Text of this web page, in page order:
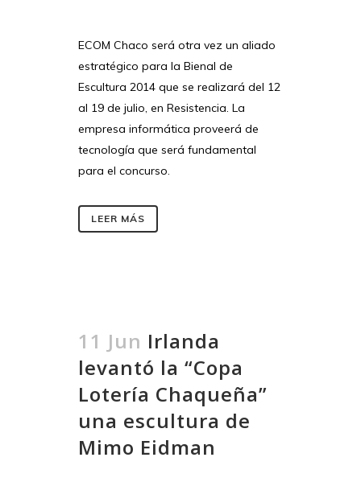
ECOM Chaco será otra vez un aliado
estratégico para la Bienal de
Escultura 2014 que se realizará del 12
al 19 de julio, en Resistencia. La
empresa informática proveerá de
tecnología que será fundamental
para el concurso.
LEER MÁS
11 Jun Irlanda
levantó la “Copa
Lotería Chaqueña”
una escultura de
Mimo Eidman